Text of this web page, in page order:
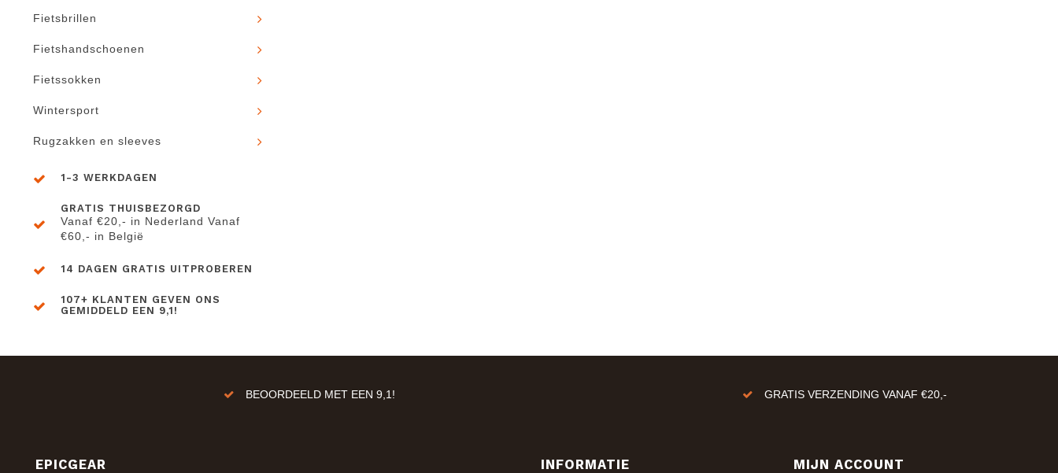
Fietsbrillen
Fietshandschoenen
Fietssokken
Wintersport
Rugzakken en sleeves
1-3 WERKDAGEN
GRATIS THUISBEZORGD
Vanaf €20,- in Nederland Vanaf
€60,- in België
14 DAGEN GRATIS UITPROBEREN
107+ KLANTEN GEVEN ONS
GEMIDDELD EEN 9,1!
BEOORDEELD MET EEN 9,1! GRATIS VERZENDING VANAF €20,-
EPICGEAR INFORMATIE MIJN ACCOUNT